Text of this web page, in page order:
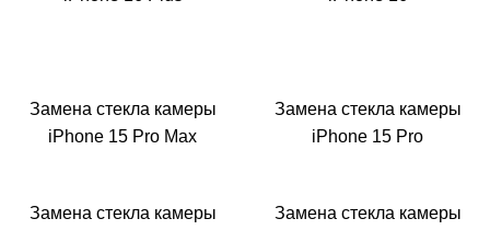
Замена стекла камеры
iPhone 15 Pro Max
Замена стекла камеры
iPhone 15 Pro
Замена стекла камеры
Замена стекла камеры